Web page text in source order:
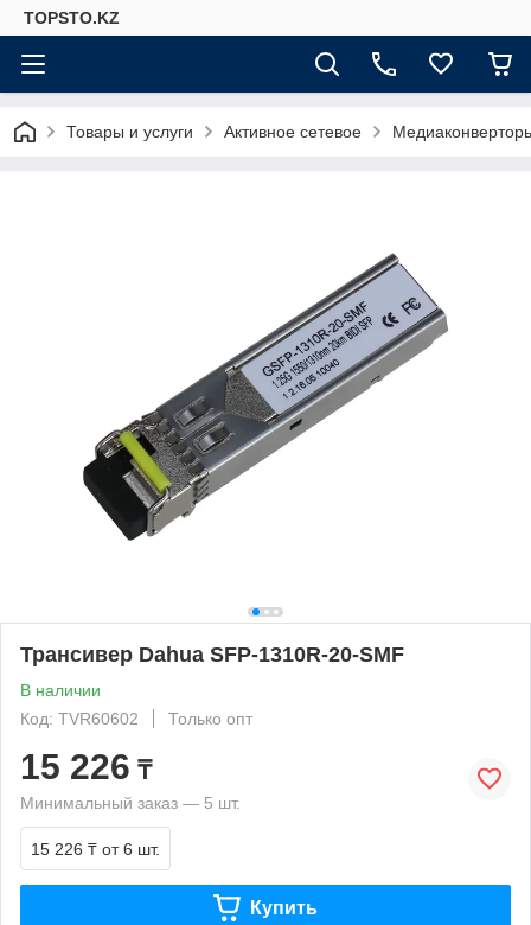
TOPSTO.KZ
Товары и услуги Активное сетевое
Трансивер Dahua SFP-1310R-20-SMF
В наличии
Код: TVR60602
Только опт
15 226 ₸
Минимальный заказ — 5 шт.
15 226 ₸ от 6 шт.
Купить